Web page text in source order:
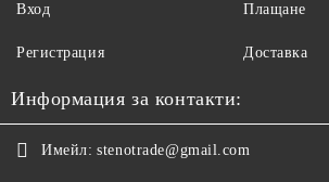
Вход
Регистрация
Плащане
Доставка
Информация за контакти:
Имейл: stenotrade@gmail.com